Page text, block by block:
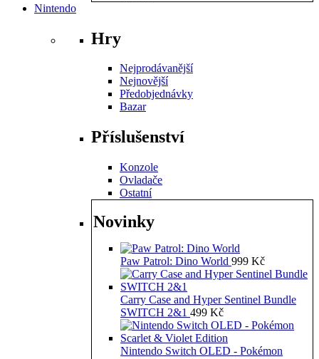
Nintendo
Hry
Nejprodávanější
Nejnovější
Předobjednávky
Bazar
Příslušenství
Konzole
Ovladače
Ostatní
Novinky
Paw Patrol: Dino World 999 Kč
Carry Case and Hyper Sentinel Bundle
SWITCH 2&1 499 Kč
Nintendo Switch OLED - Pokémon